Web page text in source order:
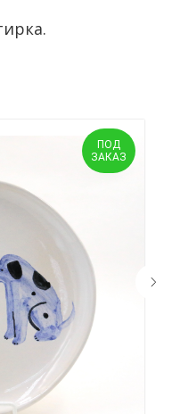
ПОД
ЗАКАЗ